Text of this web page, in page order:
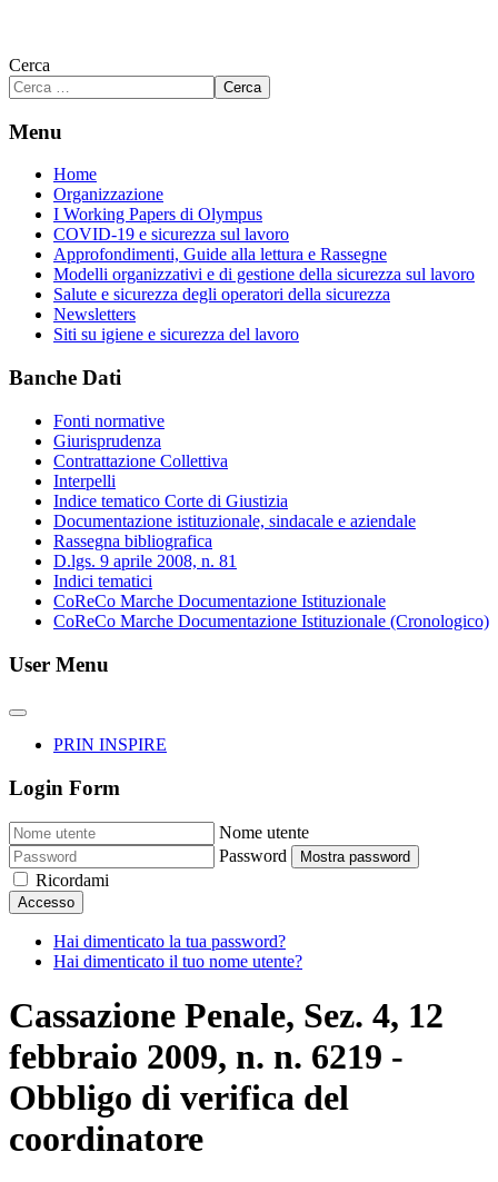
Cerca
Cerca
Menu
Home
Organizzazione
I Working Papers di Olympus
COVID-19 e sicurezza sul lavoro
Approfondimenti, Guide alla lettura e Rassegne
Modelli organizzativi e di gestione della sicurezza sul lavoro
Salute e sicurezza degli operatori della sicurezza
Newsletters
Siti su igiene e sicurezza del lavoro
Banche Dati
Fonti normative
Giurisprudenza
Contrattazione Collettiva
Interpelli
Indice tematico Corte di Giustizia
Documentazione istituzionale, sindacale e aziendale
Rassegna bibliografica
D.lgs. 9 aprile 2008, n. 81
Indici tematici
CoReCo Marche Documentazione Istituzionale
CoReCo Marche Documentazione Istituzionale (Cronologico)
User Menu
PRIN INSPIRE
Login Form
Nome utente
Password
Mostra password
Ricordami
Accesso
Hai dimenticato la tua password?
Hai dimenticato il tuo nome utente?
Cassazione Penale, Sez. 4, 12
febbraio 2009, n. n. 6219 -
Obbligo di verifica del
coordinatore